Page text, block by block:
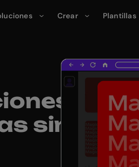
Crear Plantillas
sin